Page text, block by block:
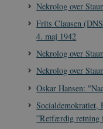
Nekrolog over
Frits Clausen
4. maj 1942
Nekrolog over
Nekrolog over
Oskar Hansen:
Socialdemokratiet,
”Retfærdig retning
JSESSIONID